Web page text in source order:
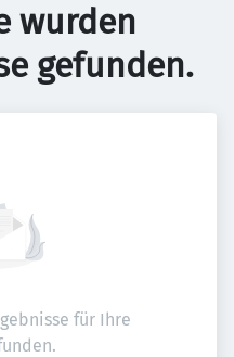
wurden
gefunden.
für Ihre